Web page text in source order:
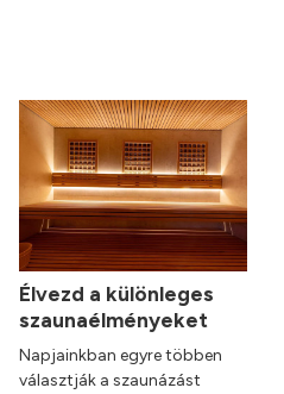
Élvezd a különleges
szaunaélményeket
Napjainkban egyre többen
választják a szaunázást